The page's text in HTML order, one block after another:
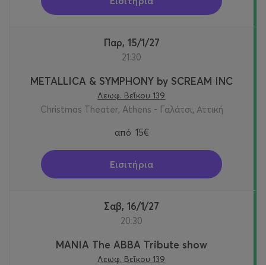
Παρ, 15/1/27
21:30
METALLICA & SYMPHONY by SCREAM INC
Λεωφ. Βεΐκου 139
Christmas Theater, Athens - Γαλάτσι, Αττική
από 15€
Εισιτήρια
Σαβ, 16/1/27
20:30
MANIA The ABBA Tribute show
Λεωφ. Βεΐκου 139